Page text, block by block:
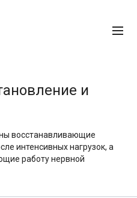
и
восстанавливающие
интенсивных нагрузок, а
работу нервной